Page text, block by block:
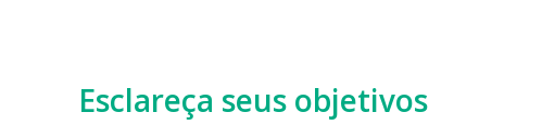
Esclareça seus objetivos